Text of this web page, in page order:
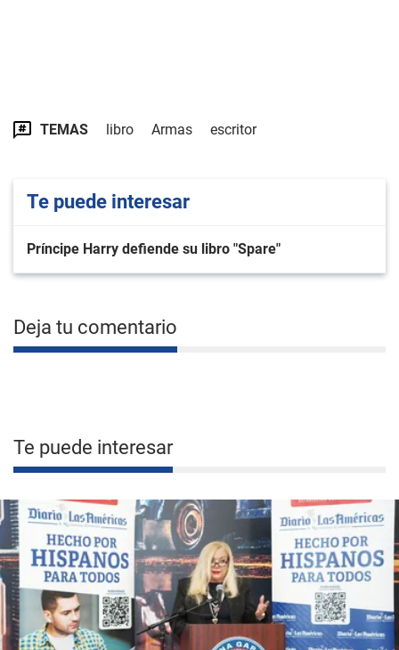
TEMAS libro Armas escritor
Te puede interesar
Príncipe Harry defiende su libro "Spare"
Deja tu comentario
Te puede interesar